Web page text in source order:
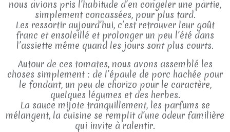
nous avions pris l’habitude d’en congeler une partie,
simplement concassées, pour plus tard.
Les ressortir aujourd’hui, c’est retrouver leur goût
franc et ensoleillé et prolonger un peu l’été dans
l’assiette même quand les jours sont plus courts.
Autour de ces tomates, nous avons assemblé les
choses simplement : de l’épaule de porc hachée pour
le fondant, un peu de chorizo pour le caractère,
quelques légumes et des herbes.
La sauce mijote tranquillement, les parfums se
mélangent, la cuisine se remplit d’une odeur familière
qui invite à ralentir.